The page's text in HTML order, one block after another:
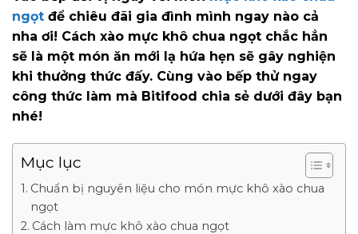
ngọt để chiêu đãi gia đình mình ngay nào cả
nha ơi! Cách xào mực khô chua ngọt chắc hẳn
sẽ là một món ăn mới lạ hứa hẹn sẽ gây nghiện
khi thưởng thức đấy. Cùng vào bếp thử ngay
công thức làm mà Bitifood chia sẻ dưới đây bạn
nhé!
Mục lục
Chuẩn bị nguyên liệu cho món mực khô xào chua
ngọt
Cách làm mực khô xào chua ngọt